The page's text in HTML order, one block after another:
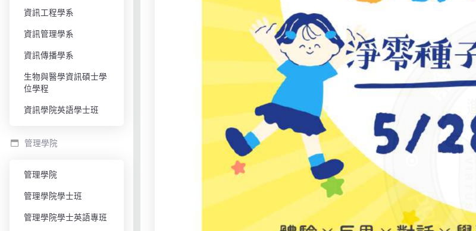
資訊工程學系
資訊管理學系
資訊傳播學系
生物與醫學資訊碩士學
位學程
資訊學院英語學士班
管理學院
管理學院
管理學院學士班
管理學院學士英語專班